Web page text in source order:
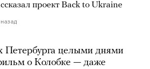
проект Back to Ukraine
Петербурга целыми днями
о Колобке — даже